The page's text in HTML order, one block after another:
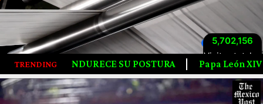
Visitas totales
5,702,156
TRENDINGPapa León XIV Prepara Histórica Gira Por